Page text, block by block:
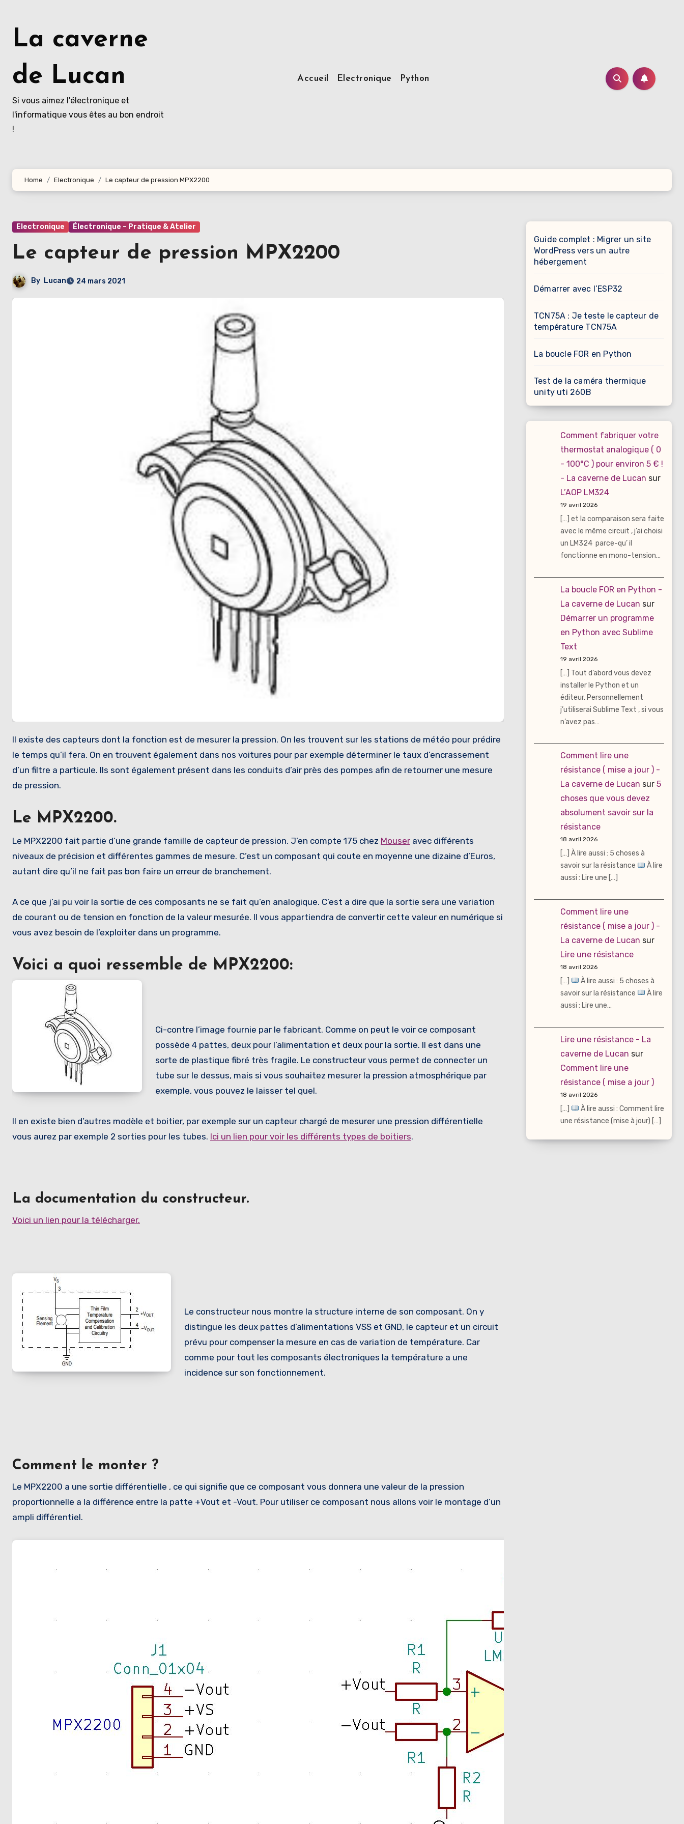
contenu
principalLa caverne
de Lucan
Si vous aimez l'électronique et
l'informatique vous êtes au bon endroit
!
Accueil Electronique Python
Home Electronique Le capteur de pression MPX2200
Electronique Électronique – Pratique & Atelier
Le capteur de pression MPX2200
By Lucan 24 mars 2021
Il existe des capteurs dont la fonction est de mesurer la pression. On les trouvent sur les stations de météo pour prédire
le temps qu’il fera. On en trouvent également dans nos voitures pour par exemple déterminer le taux d’encrassement
d’un filtre a particule. Ils sont également présent dans les conduits d’air près des pompes afin de retourner une mesure
de pression.
Le MPX2200.
Le MPX2200 fait partie d’une grande famille de capteur de pression. J’en compte 175 chez Mouser avec différents
niveaux de précision et différentes gammes de mesure. C’est un composant qui coute en moyenne une dizaine d’Euros,
autant dire qu’il ne fait pas bon faire un erreur de branchement.
A ce que j’ai pu voir la sortie de ces composants ne se fait qu’en analogique. C’est a dire que la sortie sera une variation
de courant ou de tension en fonction de la valeur mesurée. Il vous appartiendra de convertir cette valeur en numérique si
vous avez besoin de l’exploiter dans un programme.
Voici a quoi ressemble de MPX2200:
Ci-contre l’image fournie par le fabricant. Comme on peut le voir ce composant
possède 4 pattes, deux pour l’alimentation et deux pour la sortie. Il est dans une
sorte de plastique fibré très fragile. Le constructeur vous permet de connecter un
tube sur le dessus, mais si vous souhaitez mesurer la pression atmosphérique par
exemple, vous pouvez le laisser tel quel.
Il en existe bien d’autres modèle et boitier, par exemple sur un capteur chargé de mesurer une pression différentielle
vous aurez par exemple 2 sorties pour les tubes. Ici un lien pour voir les différents types de boitiers.
La documentation du constructeur.
Voici un lien pour la télécharger.
Le constructeur nous montre la structure interne de son composant. On y
distingue les deux pattes d’alimentations VSS et GND, le capteur et un circuit
prévu pour compenser la mesure en cas de variation de température. Car
comme pour tout les composants électroniques la température a une
incidence sur son fonctionnement.
Comment le monter ?
Le MPX2200 a une sortie différentielle , ce qui signifie que ce composant vous donnera une valeur de la pression
proportionnelle a la différence entre la patte +Vout et -Vout. Pour utiliser ce composant nous allons voir le montage d’un
ampli différentiel.
Guide complet : Migrer un site
WordPress vers un autre
hébergement
Démarrer avec l’ESP32
TCN75A : Je teste le capteur de
température TCN75A
La boucle FOR en Python
Test de la caméra thermique
unity uti 260B
Comment fabriquer votre
thermostat analogique ( 0
- 100°C ) pour environ 5 € !
- La caverne de Lucan sur
L’AOP LM324
19 avril 2026
[…] et la comparaison sera faite
avec le même circuit , j’ai choisi
un LM324 parce-qu’ il
fonctionne en mono-tension…
La boucle FOR en Python -
La caverne de Lucan sur
Démarrer un programme
en Python avec Sublime
Text
19 avril 2026
[…] Tout d’abord vous devez
installer le Python et un
éditeur. Personnellement
j’utiliserai Sublime Text , si vous
n’avez pas…
Comment lire une
résistance ( mise a jour ) -
La caverne de Lucan sur 5
choses que vous devez
absolument savoir sur la
résistance
18 avril 2026
[…] À lire aussi : 5 choses à
savoir sur la résistance
À lire
aussi : Lire une […]
Comment lire une
résistance ( mise a jour ) -
La caverne de Lucan sur
Lire une résistance
18 avril 2026
[…]
À lire aussi : 5 choses à
savoir sur la résistance
À lire
aussi : Lire une…
Lire une résistance - La
caverne de Lucan sur
Comment lire une
résistance ( mise a jour )
18 avril 2026
[…]
À lire aussi : Comment lire
une résistance (mise à jour) […]